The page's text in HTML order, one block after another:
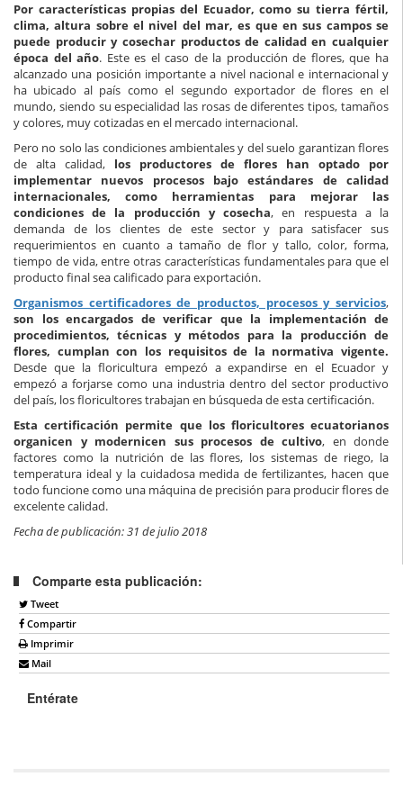
Por características propias del Ecuador, como su tierra fértil,
clima, altura sobre el nivel del mar, es que en sus campos se
puede producir y cosechar productos de calidad en cualquier
época del año. Este es el caso de la producción de flores, que ha
alcanzado una posición importante a nivel nacional e internacional y
ha ubicado al país como el segundo exportador de flores en el
mundo, siendo su especialidad las rosas de diferentes tipos, tamaños
y colores, muy cotizadas en el mercado internacional.
Pero no solo las condiciones ambientales y del suelo garantizan flores
de alta calidad, los productores de flores han optado por
implementar nuevos procesos bajo estándares de calidad
internacionales, como herramientas para mejorar las
condiciones de la producción y cosecha, en respuesta a la
demanda de los clientes de este sector y para satisfacer sus
requerimientos en cuanto a tamaño de flor y tallo, color, forma,
tiempo de vida, entre otras características fundamentales para que el
producto final sea calificado para exportación.
Organismos certificadores de productos, procesos y servicios,
son los encargados de verificar que la implementación de
procedimientos, técnicas y métodos para la producción de
flores, cumplan con los requisitos de la normativa vigente.
Desde que la floricultura empezó a expandirse en el Ecuador y
empezó a forjarse como una industria dentro del sector productivo
del país, los floricultores trabajan en búsqueda de esta certificación.
Esta certificación permite que los floricultores ecuatorianos
organicen y modernicen sus procesos de cultivo, en donde
factores como la nutrición de las flores, los sistemas de riego, la
temperatura ideal y la cuidadosa medida de fertilizantes, hacen que
todo funcione como una máquina de precisión para producir flores de
excelente calidad.
Fecha de publicación: 31 de julio 2018
Comparte esta publicación:
Tweet
Compartir
Imprimir
Mail
Entérate